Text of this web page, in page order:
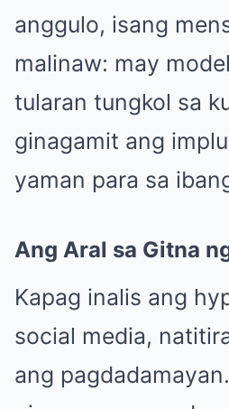
anggulo, isang
malinaw: may
tularan tungkol sa
ginagamit ang
yaman para sa
Ang Aral sa Gitna
Kapag inalis ang
social media,
ang